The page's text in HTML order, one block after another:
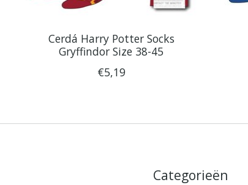
Cerdá Harry Potter Socks
Gryffindor Size 38-45
€5,19
Categorieën